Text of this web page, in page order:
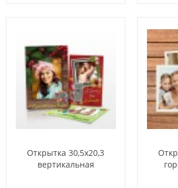
Открытка 30,5x20,3
вертикальная